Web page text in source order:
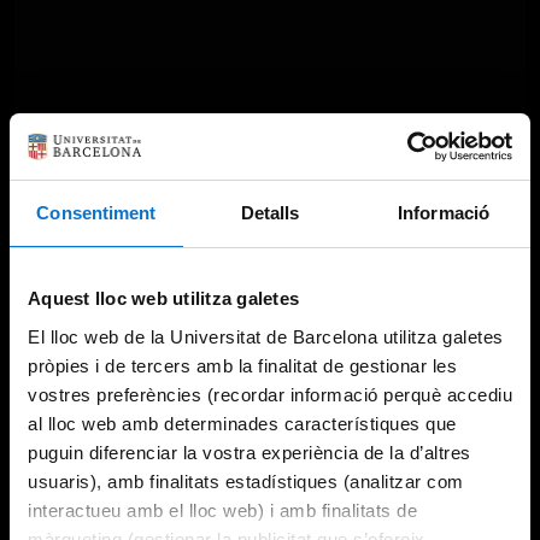
Consentiment Detalls Informació
Aquest lloc web utilitza galetes
El lloc web de la Universitat de Barcelona utilitza galetes
pròpies i de tercers amb la finalitat de gestionar les
vostres preferències (recordar informació perquè accediu
al lloc web amb determinades característiques que
puguin diferenciar la vostra experiència de la d’altres
usuaris), amb finalitats estadístiques (analitzar com
interactueu amb el lloc web) i amb finalitats de